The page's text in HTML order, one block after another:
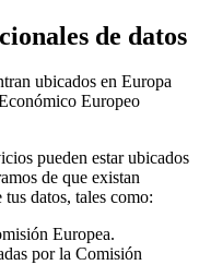
de datos
ubicados en Europa
Europeo
pueden estar ubicados
de que existan
tus datos, tales como:
Europea.
por la Comisión